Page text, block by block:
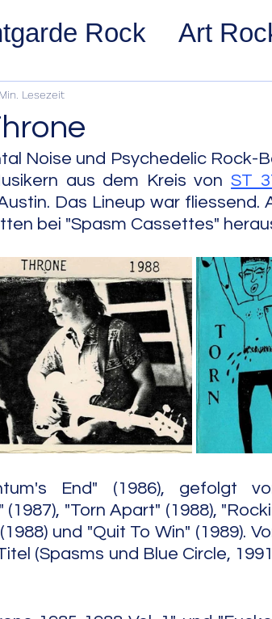
Rock Art
Noise Rock
Stoner Rock
Indie Rock/
Jazz Acid Jazz
Jazz Bebop
Free Improv
Lesezeit
Noise und Psychedelic Rock-
aus dem Kreis von ST
Das Lineup war fliessend.
bei "Spasm Cassettes"
End" (1986), gefolgt
"Torn Apart" (1988),
und "Quit To Win" (1989).
(Spasms und Blue Circle,